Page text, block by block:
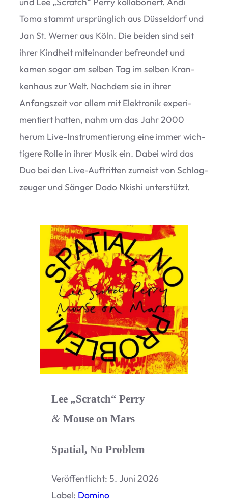
Toma stammt ursprüng­lich aus Düs­sel­dorf und
Jan St. Wer­ner aus Köln. Die bei­den sind seit
ihrer Kind­heit mit­ein­an­der befreun­det und
kamen sogar am sel­ben Tag im sel­ben Kran­
ken­haus zur Welt. Nach­dem sie in ihrer
Anfangs­zeit vor allem mit Elek­tro­nik expe­ri­
men­tiert hat­ten, nahm um das Jahr 2000
herum Live-Instru­men­tie­rung eine immer wich­
ti­gere Rolle in ihrer Musik ein. Dabei wird das
Duo bei den Live-Auf­trit­ten zumeist von Schlag­
zeu­ger und Sän­ger Dodo Nki­shi unterstützt.
Lee „Scratch“ Perry
& Mouse on Mars
Spatial, No Problem
Ver­öf­fent­licht: 5. Juni 2026
Label: Domino